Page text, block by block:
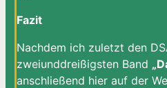
Fazit
Nachdem ich zuletzt den
zweiunddreißigsten Band
anschließend hier auf der